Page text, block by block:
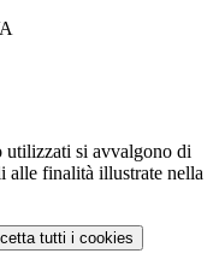
utilizzati si avvalgono di
alle finalità illustrate nella
tutti i cookies